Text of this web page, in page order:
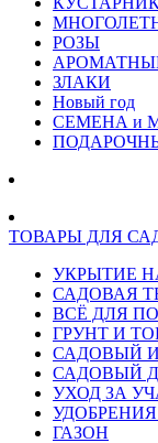
РОЗЫ
ЗЛАКИ
Новый год
СЕМЕНА и
ТОВАРЫ ДЛЯ
УКРЫТИЕ
САДОВАЯ
ВСЁ ДЛЯ
ГРУНТ И
САДОВЫЙ
САДОВЫЙ
УХОД ЗА
ГАЗОН